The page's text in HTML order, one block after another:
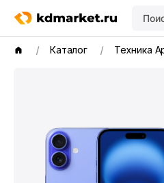
Каталог Техника